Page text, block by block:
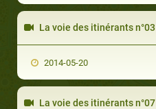
La voie des itinérants n°03
2014-05-20
La voie des itinérants n°07